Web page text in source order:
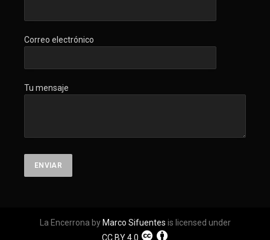
Correo electrónico
Tu mensaje
La Encerrona by Marco Sifuentes is licensed under
CC BY 4.0